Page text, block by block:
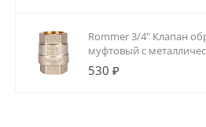
Rommer 3/4" Клапан
муфтовый с
530 ₽